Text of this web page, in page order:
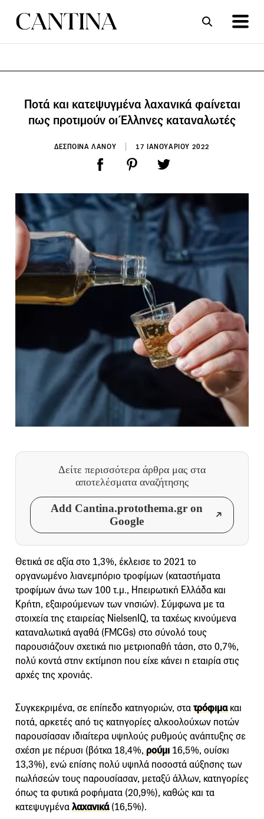
Ποτά και κατεψυγμένα λαχανικά φαίνεται
πως προτιμούν οι Έλληνες καταναλωτές
ΔΕΣΠΟΙΝΑ ΛΑΝΟΥ 17 ΙΑΝΟΥΑΡΙΟΥ 2022
Δείτε περισσότερα άρθρα μας στα
αποτελέσματα αναζήτησης
Add Cantina.protothema.gr on
Google
Θετικά σε αξία στο 1,3%, έκλεισε το 2021 το
οργανωμένο λιανεμπόριο τροφίμων (καταστήματα
τροφίμων άνω των 100 τ.μ., Ηπειρωτική Ελλάδα και
Κρήτη, εξαιρούμενων των νησιών). Σύμφωνα με τα
στοιχεία της εταιρείας NielsenIQ, τα ταχέως κινούμενα
καταναλωτικά αγαθά (FMCGs) στο σύνολό τους
παρουσιάζουν σχετικά πιο μετριοπαθή τάση, στο 0,7%,
πολύ κοντά στην εκτίμηση που είχε κάνει η εταιρία στις
αρχές της χρονιάς.
Συγκεκριμένα, σε επίπεδο κατηγοριών, στατρόφιμακαι
ποτά, αρκετές από τις κατηγορίες αλκοολούχων ποτών
παρουσίασαν ιδιαίτερα υψηλούς ρυθμούς ανάπτυξης σε
σχέση με πέρυσι (βότκα 18,4%, ρούμι 16,5%, ουίσκι
13,3%), ενώ επίσης πολύ υψηλά ποσοστά αύξησης των
πωλήσεών τους παρουσίασαν, μεταξύ άλλων, κατηγορίες
όπως τα φυτικά ροφήματα (20,9%), καθώς και τα
κατεψυγμέναλαχανικά(16,5%).